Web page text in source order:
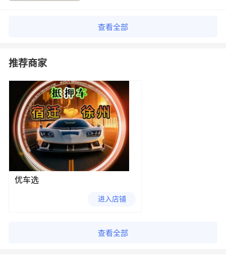
查看全部
推荐商家
优车选
进入店铺
查看全部